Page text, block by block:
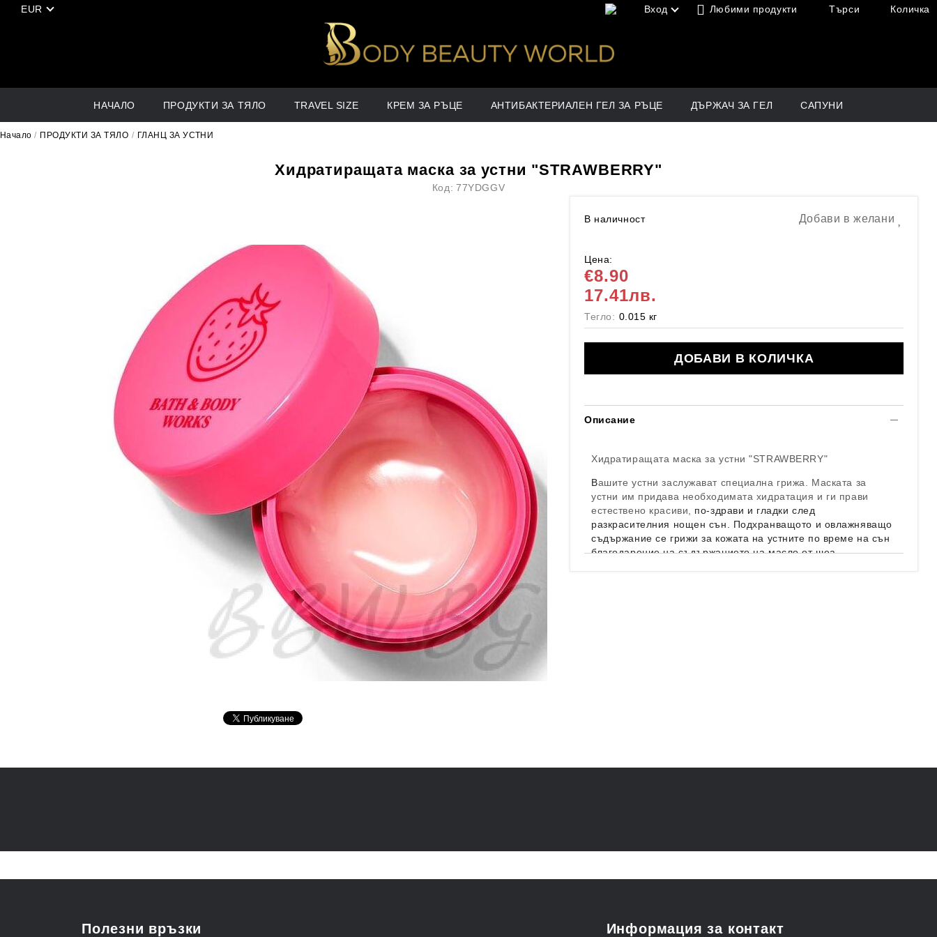
EUR Вход
Регистрирайте се в нашия магазин и ще можете да:
Вижте вашите поръчки
Проследите новите поръчки
Регистрация
Влезте с Вашия акаунтЛюбими продукти Търси Количка
НАЧАЛО ПРОДУКТИ ЗА ТЯЛО TRAVEL SIZE КРЕМ ЗА РЪЦЕ АНТИБАКТЕРИАЛЕН ГЕЛ ЗА РЪЦЕ ДЪРЖАЧ ЗА ГЕЛ САПУНИ
Начало ПРОДУКТИ ЗА ТЯЛО ГЛАНЦ ЗА УСТНИ
Хидратиращата маска за устни "STRAWBERRY"
Код: 77YDGGV
В наличност Добави в желани
Цена:
€8.90
17.41лв.
Тегло: 0.015 кг
Описание
Хидратиращата маска за устни "STRAWBERRY"
Вашите устни заслужават специална грижа. Маската за
устни им придава необходимата хидратация и ги прави
естествено красиви,
по-здрави и гладки след
разкрасителния нощен сън. Подхранващото и овлажняващо
съдържание се грижи за кожата на устните по време на сън
благодарение на съдържанието на масло от шеа,
Полезни връзки Информация за контакт